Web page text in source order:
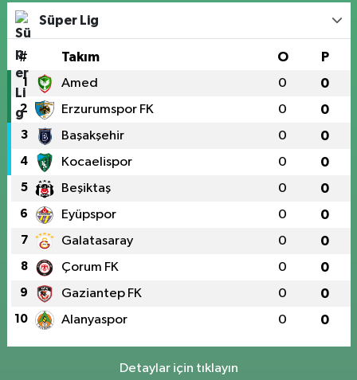
Süper Lig
# Takım O P
1 Amed 0 0
2 Erzurumspor FK 0 0
3 Başakşehir 0 0
4 Kocaelispor 0 0
5 Beşiktaş 0 0
6 Eyüpspor 0 0
7 Galatasaray 0 0
8 Çorum FK 0 0
9 Gaziantep FK 0 0
10 Alanyaspor 0 0
Detaylar için tıklayın